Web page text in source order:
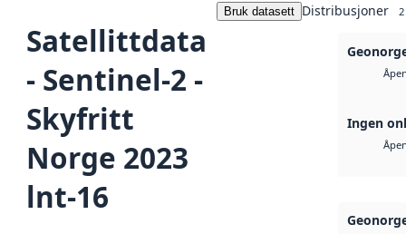
Satellittdata
- Sentinel-2 -
Skyfritt
Norge 2023
lnt-16
Bruk datasett Distribusjoner 2
Ingen